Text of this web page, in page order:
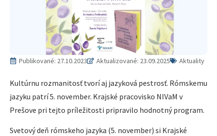
Publikované: 27.10.2023 Aktualizované: 23.09.2025 Aktuality
Kultúrnu rozmanitosť tvorí aj jazyková pestrosť. Rómskemu
jazyku patrí 5. november. Krajské pracovisko NIVaM v
Prešove pri tejto príležitosti pripravilo hodnotný program.
Svetový deň rómskeho jazyka (5. november) si Krajské